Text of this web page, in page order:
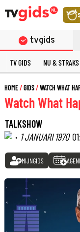
tvgids
TV GIDS NU & STRAKS
HOME GIDS WATCH WHAT
Watch What
TALKSHOW
· 1 JANUARI 1970
MIJNGIDS